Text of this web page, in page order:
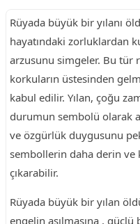
Rüyada büyük bir yılanı
hayatındaki zorluklardan
arzusunu simgeler. Bu tür
korkuların üstesinden
kabul edilir. Yılan, çoğu
durumun sembolü olarak
ve özgürlük duygusunu
sembollerin daha derin ve
çıkarabilir.
Rüyada büyük bir yılan
engelin aşılmasına ,